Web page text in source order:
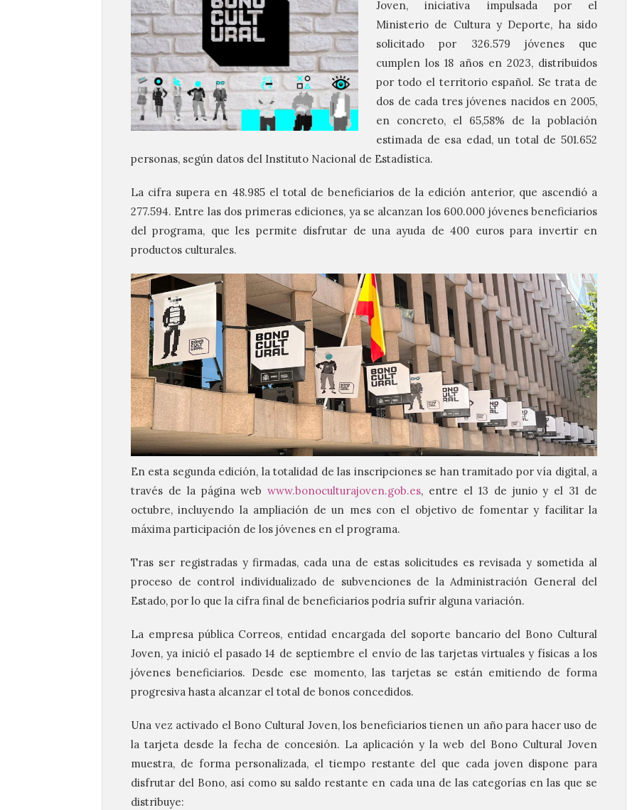
Joven, iniciativa impulsada por el
Ministerio de Cultura y Deporte, ha sido
solicitado por 326.579 jóvenes que
cumplen los 18 años en 2023, distribuidos
por todo el territorio español. Se trata de
dos de cada tres jóvenes nacidos en 2005,
en concreto, el 65,58% de la población
estimada de esa edad, un total de 501.652
personas, según datos del Instituto Nacional de Estadística.
La cifra supera en 48.985 el total de beneficiarios de la edición anterior, que ascendió a
277.594. Entre las dos primeras ediciones, ya se alcanzan los 600.000 jóvenes beneficiarios
del programa, que les permite disfrutar de una ayuda de 400 euros para invertir en
productos culturales.
En esta segunda edición, la totalidad de las inscripciones se han tramitado por vía digital, a
través de la página webwww.bonoculturajoven.gob.es, entre el 13 de junio y el 31 de
octubre, incluyendo la ampliación de un mes con el objetivo de fomentar y facilitar la
máxima participación de los jóvenes en el programa.
Tras ser registradas y firmadas, cada una de estas solicitudes es revisada y sometida al
proceso de control individualizado de subvenciones de la Administración General del
Estado, por lo que la cifra final de beneficiarios podría sufrir alguna variación.
La empresa pública Correos, entidad encargada del soporte bancario del Bono Cultural
Joven, ya inició el pasado 14 de septiembre el envío de las tarjetas virtuales y físicas a los
jóvenes beneficiarios. Desde ese momento, las tarjetas se están emitiendo de forma
progresiva hasta alcanzar el total de bonos concedidos.
Una vez activado el Bono Cultural Joven, los beneficiarios tienen un año para hacer uso de
la tarjeta desde la fecha de concesión. La aplicación y la web del Bono Cultural Joven
muestra, de forma personalizada, el tiempo restante del que cada joven dispone para
disfrutar del Bono, así como su saldo restante en cada una de las categorías en las que se
distribuye: